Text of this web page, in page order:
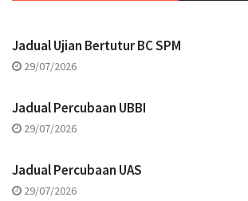
Jadual Ujian Bertutur BC SPM
29/07/2026
Jadual Percubaan UBBI
29/07/2026
Jadual Percubaan UAS
29/07/2026